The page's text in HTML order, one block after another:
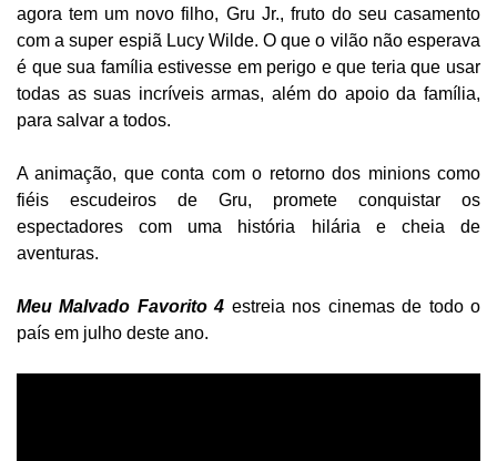
agora tem um novo filho, Gru Jr., fruto do seu casamento
com a super espiã Lucy Wilde. O que o vilão não esperava
é que sua família estivesse em perigo e que teria que usar
todas as suas incríveis armas, além do apoio da família,
para salvar a todos.
A animação, que conta com o retorno dos minions como
fiéis escudeiros de Gru, promete conquistar os
espectadores com uma história hilária e cheia de
aventuras.
Meu Malvado Favorito 4 estreia nos cinemas de todo o
país em julho deste ano.